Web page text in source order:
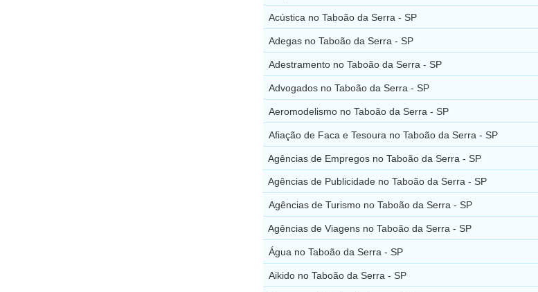
Acústica no Taboão da Serra - SP
Adegas no Taboão da Serra - SP
Adestramento no Taboão da Serra - SP
Advogados no Taboão da Serra - SP
Aeromodelismo no Taboão da Serra - SP
Afiação de Faca e Tesoura no Taboão da Serra - SP
Agências de Empregos no Taboão da Serra - SP
Agências de Publicidade no Taboão da Serra - SP
Agências de Turismo no Taboão da Serra - SP
Agências de Viagens no Taboão da Serra - SP
Água no Taboão da Serra - SP
Aikido no Taboão da Serra - SP